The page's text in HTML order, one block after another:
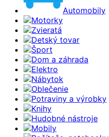
Automobily
Motorky
Zvieratá
Detský tovar
Šport
Dom a záhrada
Elektro
Nábytok
Oblečenie
Potraviny a výrobky
Knihy
Hudobné nástroje
Mobily